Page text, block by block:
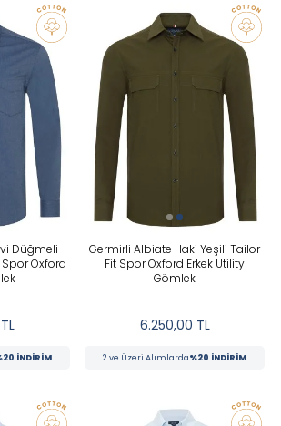
Düğmeli
Oxford
TL
İNDİRİM
Germirli Albiate Haki Yeşili Tailor
Fit Spor Oxford Erkek Utility
Gömlek
6.250,00 TL
2 ve Üzeri Alımlarda%20 İNDİRİM